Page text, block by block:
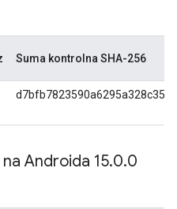
Suma kontrolna SHA-256
Androida 15.0.0